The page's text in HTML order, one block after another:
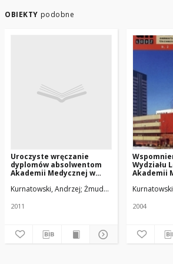
OBIEKTY podobne
Uroczyste wręczanie
dyplomów absolwentom
Akademii Medycznej w
bywało?
Kurnatowski, Andrzej Żmuda, Ryszard. Red.
2011
Wydziału
Akademii
2004